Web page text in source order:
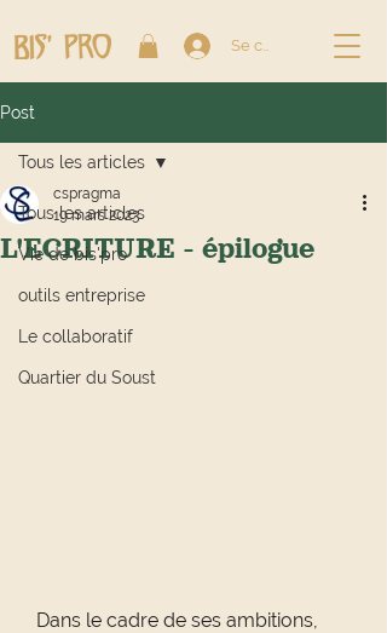
Se connecter
Post
Tous les articles
Vie de bis'pro
outils entreprise
Le collaboratif
Quartier du Soust
Tous les articles
L'ECRITURE - épilogue
cspragma
19 mars 2023